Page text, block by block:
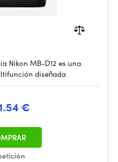
Nikon MB-D12 es una
diseñada
€